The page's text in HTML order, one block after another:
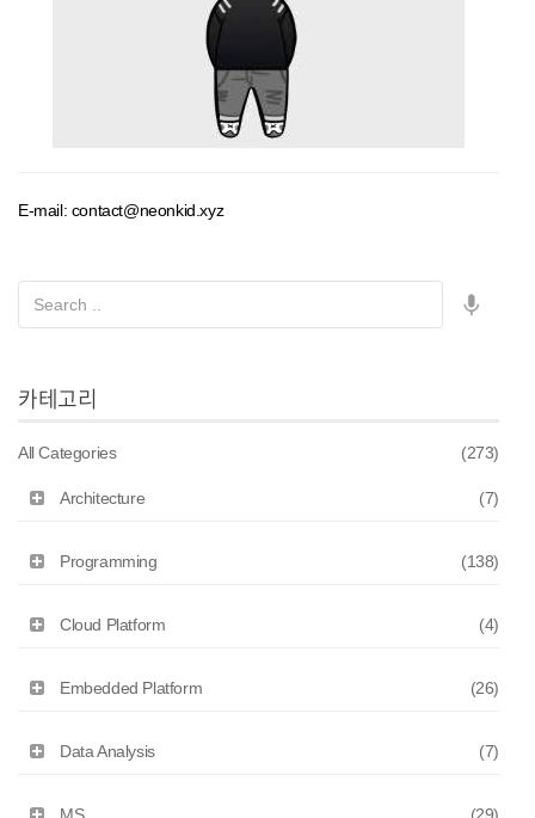
E-mail: contact@neonkid.xyz
카테고리
All Categories (273)
Architecture (7)
Programming (138)
Cloud Platform (4)
Embedded Platform (26)
Data Analysis (7)